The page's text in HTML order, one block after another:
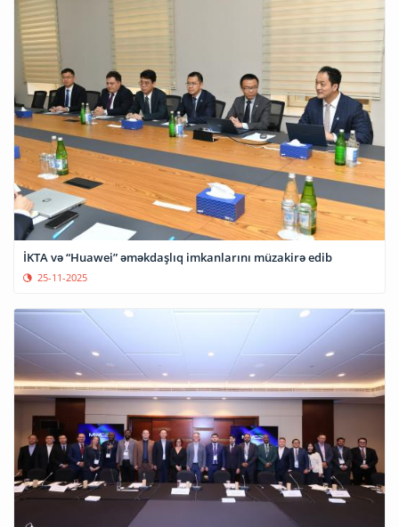
İKTA və “Huawei” əməkdaşlıq imkanlarını müzakirə edib
25-11-2025